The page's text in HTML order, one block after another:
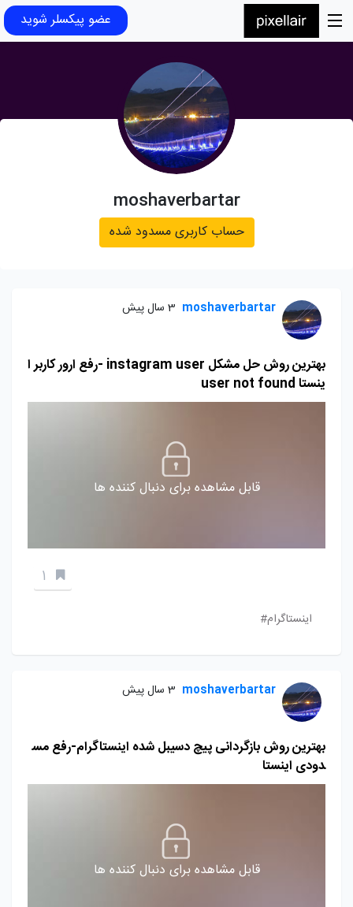
عضو پیکسلر شوید
moshaverbartar
حساب کاربری مسدود شده
moshaverbartar 3 سال پیش
بهترین روش حل مشکل instagram user -رفع ارور کاربر ا
ینستا user not found
قابل مشاهده برای دنبال کننده ها
1
اینستاگرام#
moshaverbartar 3 سال پیش
بهترین روش بازگردانی پیچ دسیبل شده اینستاگرام-رفع مس
دودی اینستا
قابل مشاهده برای دنبال کننده ها